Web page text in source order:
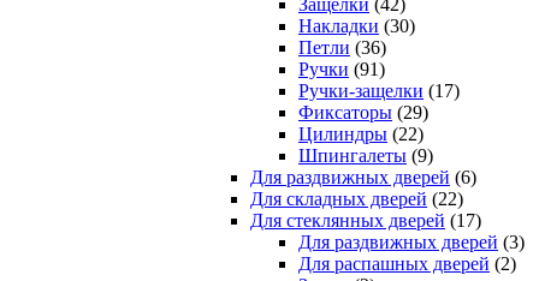
Накладки (30)
Петли (36)
Ручки (91)
Ручки-защелки (17)
Фиксаторы (29)
Цилиндры (22)
Шпингалеты (9)
Для раздвижных дверей (6)
Для складных дверей (22)
Для стеклянных дверей (17)
Для раздвижных дверей (3)
Для распашных дверей (2)